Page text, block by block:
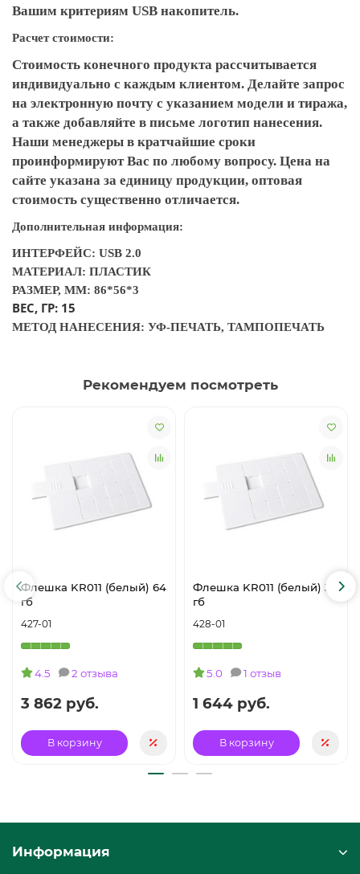
Вашим критериям USB накопитель.
Расчет стоимости:
Стоимость конечного продукта рассчитывается
индивидуально с каждым клиентом. Делайте запрос
на электронную почту с указанием модели и тиража,
а также добавляйте в письме логотип нанесения.
Наши менеджеры в кратчайшие сроки
проинформируют Вас по любому вопросу. Цена на
сайте указана за единицу продукции, оптовая
стоимость существенно отличается.
Дополнительная информация:
ИНТЕРФЕЙС: USB 2.0
МАТЕРИАЛ: ПЛАСТИК
РАЗМЕР, ММ: 86*56*3
ВЕС, ГР: 15
МЕТОД НАНЕСЕНИЯ: УФ-ПЕЧАТЬ, ТАМПОПЕЧАТЬ
Рекомендуем посмотреть
Флешка KR011 (белый) 64
гб
427-01
4.5 2 отзыва
3 862 руб.
В корзину
Флешка KR011 (белый) 32
гб
428-01
5.0 1 отзыв
1 644 руб.
В корзину
Информация